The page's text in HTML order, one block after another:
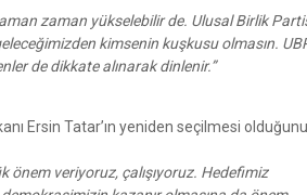
zaman yükselebilir de. Ulusal Birlik
kimsenin kuşkusu olmasın.
de dikkate alınarak dinlenir.”
Ersin Tatar’ın yeniden seçilmesi olduğunu
önem veriyoruz, çalışıyoruz. Hedefimiz